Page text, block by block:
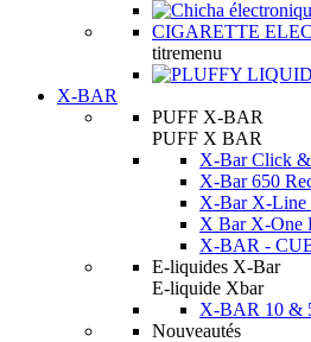
CIGARETTE
titremenu
X-BAR
PUFF X-BAR
PUFF X BAR
X-Bar Click
X-Bar 650
X-Bar X-Line
X Bar X-One
X-BAR -
E-liquides X-Bar
E-liquide Xbar
X-BAR 10 &
Nouveautés